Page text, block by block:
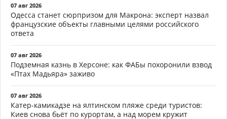
07 авг 2026
Одесса станет сюрпризом для Макрона: эксперт назвал
французские объекты главными целями российского
ответа
07 авг 2026
Подземная казнь в Херсоне: как ФАБы похоронили взвод
«Птах Мадьяра» заживо
07 авг 2026
Катер-камикадзе на ялтинском пляже среди туристов:
Киев снова бьёт по курортам, а над морем кружит